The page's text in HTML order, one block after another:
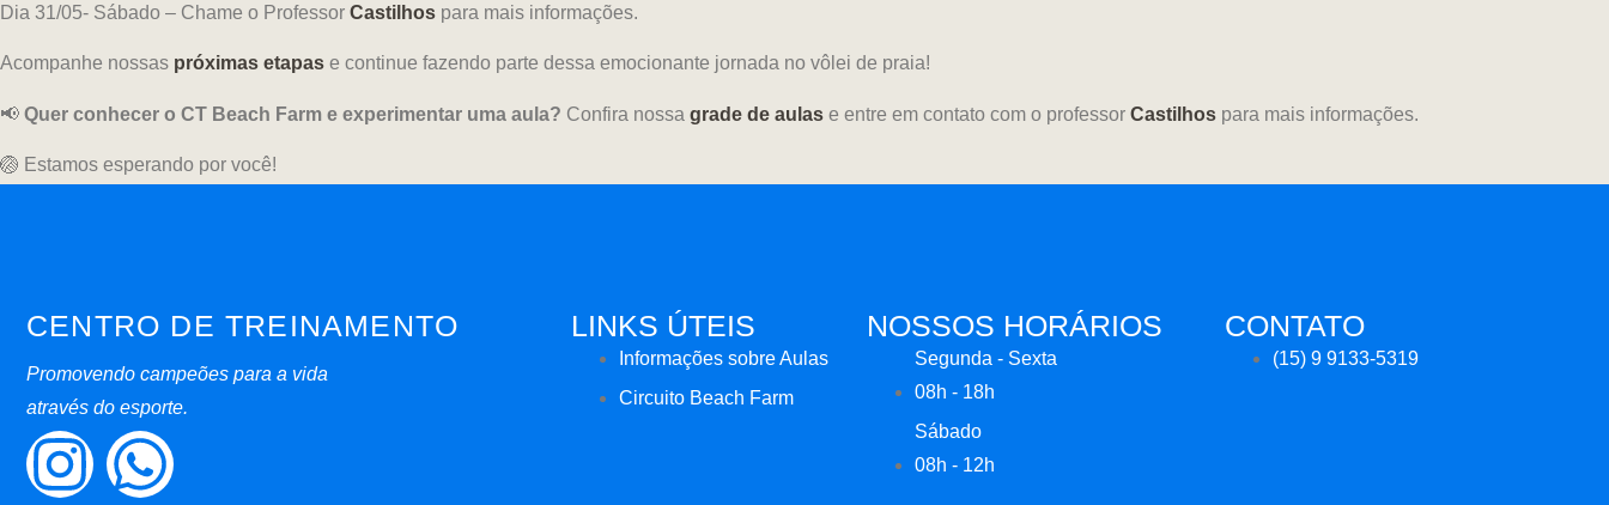
Dia 31/05- Sábado – Chame o Professor Castilhos para mais informações.
Acompanhe nossas próximas etapas e continue fazendo parte dessa emocionante jornada no vôlei de praia!
📢 Quer conhecer o CT Beach Farm e experimentar uma aula? Confira nossa grade de aulas e entre em contato com o professor Castilhos para mais informações.
🏐 Estamos esperando por você!
CENTRO DE TREINAMENTO
Promovendo campeões para a vida
através do esporte.
LINKS ÚTEIS
Informações sobre Aulas
Circuito Beach Farm
NOSSOS HORÁRIOS
Segunda - Sexta
08h - 18h
Sábado
08h - 12h
CONTATO
(15) 9 9133-5319